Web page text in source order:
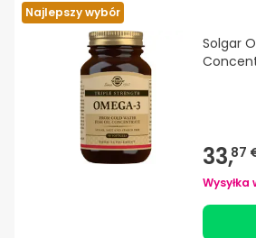
Najlepszy wybór
Solgar
33,87
Wysyłka